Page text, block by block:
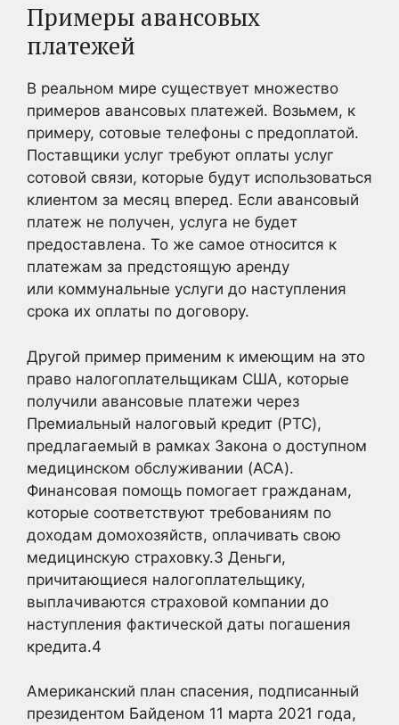
Примеры авансовых
платежей
В реальном мире существует множество
примеров авансовых платежей. Возьмем, к
примеру, сотовые телефоны с предоплатой.
Поставщики услуг требуют оплаты услуг
сотовой связи, которые будут использоваться
клиентом за месяц вперед. Если авансовый
платеж не получен, услуга не будет
предоставлена. То же самое относится к
платежам за предстоящую аренду
или коммунальные услуги до наступления
срока их оплаты по договору.
Другой пример применим к имеющим на это
право налогоплательщикам США, которые
получили авансовые платежи через
Премиальный налоговый кредит (PTC),
предлагаемый в рамках Закона о доступном
медицинском обслуживании (ACA).
Финансовая помощь помогает гражданам,
которые соответствуют требованиям по
доходам домохозяйств, оплачивать свою
медицинскую страховку.3 Деньги,
причитающиеся налогоплательщику,
выплачиваются страховой компании до
наступления фактической даты погашения
кредита.4
Американский план спасения, подписанный
президентом Байденом 11 марта 2021 года,